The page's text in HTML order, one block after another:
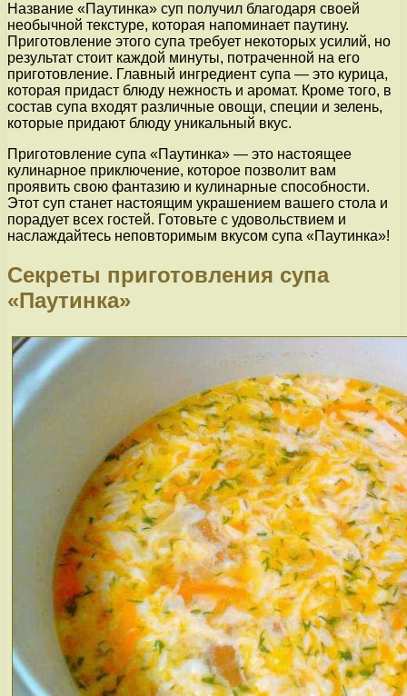
Название «Паутинка» суп получил благодаря своей
необычной текстуре, которая напоминает паутину.
Приготовление этого супа требует некоторых усилий, но
результат стоит каждой минуты, потраченной на его
приготовление. Главный ингредиент супа — это курица,
которая придаст блюду нежность и аромат. Кроме того, в
состав супа входят различные овощи, специи и зелень,
которые придают блюду уникальный вкус.
Приготовление супа «Паутинка» — это настоящее
кулинарное приключение, которое позволит вам
проявить свою фантазию и кулинарные способности.
Этот суп станет настоящим украшением вашего стола и
порадует всех гостей. Готовьте с удовольствием и
наслаждайтесь неповторимым вкусом супа «Паутинка»!
Секреты приготовления супа
«Паутинка»